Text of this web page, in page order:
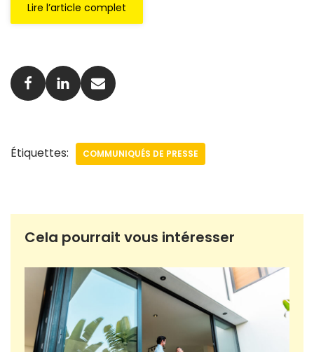
Lire l’article complet
Étiquettes: COMMUNIQUÉS DE PRESSE
Cela pourrait vous intéresser